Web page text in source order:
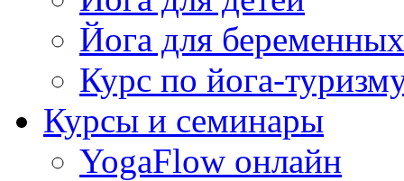
Йога для беременных
Курс по йога-
Курсы и семинары
YogaFlow онлайн